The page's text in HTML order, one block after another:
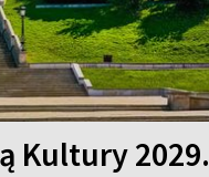
Kultury 2029.